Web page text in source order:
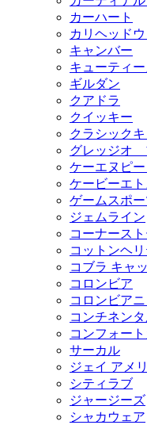
カーハート
カリヘッド
キャンバー
キューティ
ギルダン
クアドラ
クイッキー
クラシック
グレッジオ
ケーエヌピ
ケービーエト
ゲームスポ
ジェムライン
コーナース
コットンヘ
コブラ キャ
コロンビア
コロンビアニ
コンチネン
コンフォー
サーカル
ジェイ アメ
シティラブ
ジャージーズ
シャカウェア